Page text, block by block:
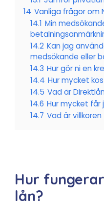
14 Vanliga frågor om
14.1 Min
14.2 Kan jag
medsökande eller
14.3 Hur gör ni en
14.4 Hur mycket
14.5 Vad är
14.6 Hur mycket får
14.7 Vad är
Hur
lån?